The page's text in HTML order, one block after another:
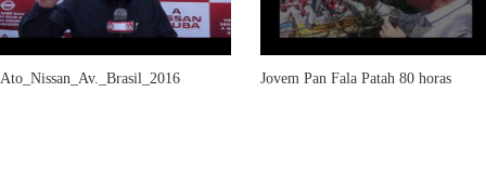
Ato_Nissan_Av._Brasil_2016 Jovem Pan Fala Patah 80 horas